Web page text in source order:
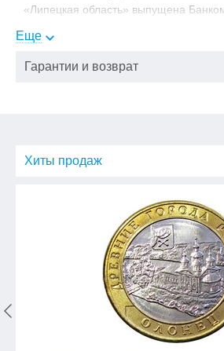
«Липецкая область» выпущена
Еще
Гарантии и возврат
Хиты продаж